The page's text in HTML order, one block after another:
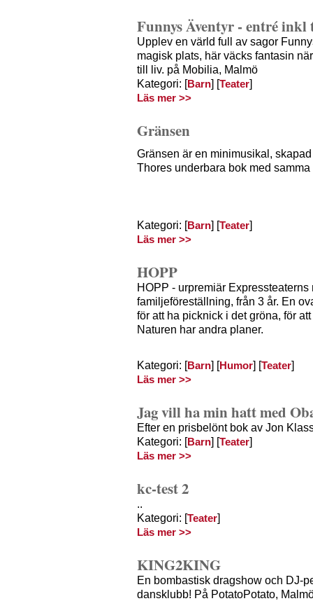
Funnys Äventyr - entré inkl
Upplev en värld full av sagor
magisk plats, här väcks fantasin
till liv. på Mobilia, Malmö
Kategori: [Barn] [Teater]
Läs mer >>
Gränsen
Gränsen är en minimusikal,
Thores underbara bok med
Kategori: [Barn] [Teater]
Läs mer >>
HOPP
HOPP - urpremiär Expressteaterns
familjeföreställning, från 3 år. En
för att ha picknick i det gröna, för
Naturen har andra planer.
Kategori: [Barn] [Humor] [Teater]
Läs mer >>
Jag vill ha min hatt med
Efter en prisbelönt bok av Jon
Kategori: [Barn] [Teater]
Läs mer >>
kc-test 2
..
Kategori: [Teater]
Läs mer >>
KING2KING
En bombastisk dragshow och DJ-
dansklubb! På PotatoPotato,